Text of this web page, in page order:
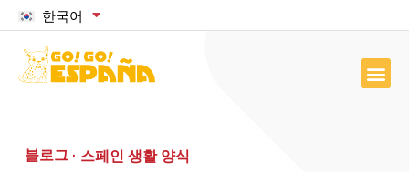
한국어
블로그 · 스페인 생활 양식